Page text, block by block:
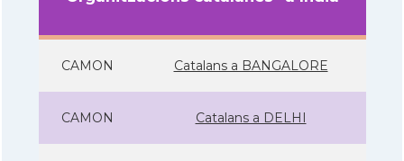
CAMON Catalans a BANGALORE
CAMON Catalans a DELHI